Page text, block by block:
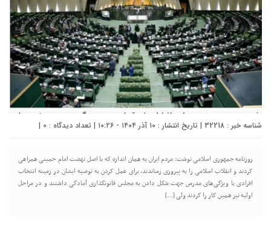
شناسه خبر : 32218 | تاریخ انتشار : ۱۰ آذر ۱۴۰۴ - ۱۰:۲۶ | تعداد دیدگاه : 0
|
روزنامه جمهوری اسلامی نوشت: مردم ایران به همان اندازه که با اصل نهضت امام خمینی همراهی
کردند و انقلاب اسلامی را به پیروزی رساندند، برای عمل کردن به توصیه ایشان در زمینه انتخاب
افرادی با ویژگی‌های مدرس جهت شکل دادن به مجلس قانونگذاری آمادگی داشتند و در مراحل
اولیه نیز همین کار را کردند ولی […]